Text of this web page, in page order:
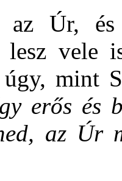
az Úr, és
lesz vele
mint
erős és
az Úr